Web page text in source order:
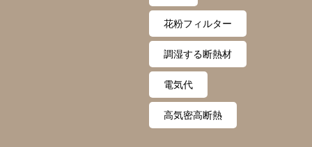
花粉フィルター
調湿する断熱材
電気代
高気密高断熱